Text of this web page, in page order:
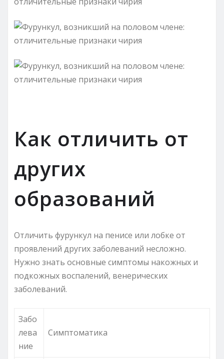
Как отличить от
других
образований
Отличить фурункул на пенисе или лобке от
проявлений других заболеваний несложно.
Нужно знать основные симптомы накожных и
подкожных воспалений, венерических
заболеваний.
Забо
лева
ние
Симптоматика